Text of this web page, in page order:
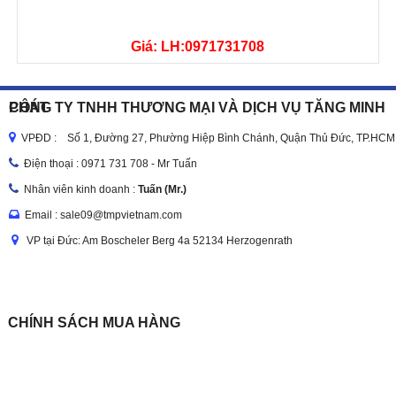
Giá: LH:0971731708
CÔNG TY TNHH THƯƠNG MẠI VÀ DỊCH VỤ TĂNG MINH PHÁT
VPĐD : Số 1, Đường 27, Phường Hiệp Bình Chánh, Quận Thủ Đức, TP.HCM
Điện thoại : 0971 731 708 - Mr Tuấn
Nhân viên kinh doanh : Tuấn (Mr.)
Email : sale09@tmpvietnam.com
VP tại Đức: Am Boscheler Berg 4a 52134 Herzogenrath
CHÍNH SÁCH MUA HÀNG